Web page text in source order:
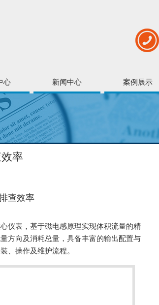
心 新闻中心 案例展示
率
查效率
仪表，基于磁电感原理实现体积流量的精
方向及消耗总量，具备丰富的输出配置与
、操作及维护流程。
科隆气体和蒸汽测量流量计